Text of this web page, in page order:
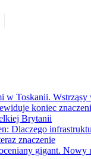
w Toskanii.
koniec
Brytanii
Dlaczego
znaczenie
gigant. Nowy